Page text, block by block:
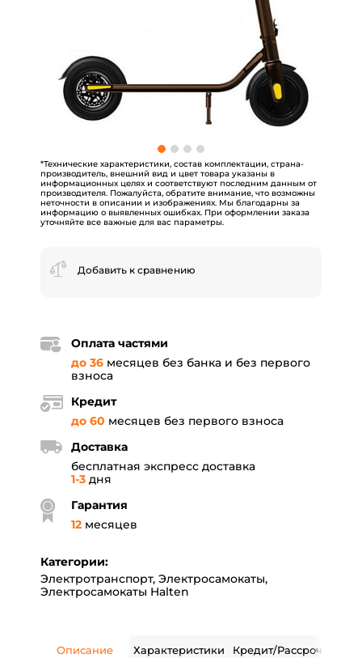
*Технические характеристики, состав комплектации, страна-
производитель, внешний вид и цвет товара указаны в
информационных целях и соответствуют последним данным от
производителя. Пожалуйста, обратите внимание, что возможны
неточности в описании и изображениях. Мы благодарны за
информацию о выявленных ошибках. При оформлении заказа
уточняйте все важные для вас параметры.
Добавить к сравнению
Оплата частями
до 36 месяцев без банка и без первого
взноса
Кредит
до 60 месяцев без первого взноса
Доставка
бесплатная экспресс доставка
1-3 дня
Гарантия
12 месяцев
Категории:
Электротранспорт, Электросамокаты,
Электросамокаты Halten
Описание Характеристики Кредит/Рассрочка